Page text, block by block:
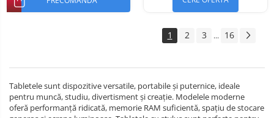
1 2 3 ... 16
Tabletele sunt dispozitive versatile, portabile și puternice, ideale
pentru muncă, studiu, divertisment și creație. Modelele moderne
oferă performanță ridicată, memorie RAM suficientă, spațiu de stocare